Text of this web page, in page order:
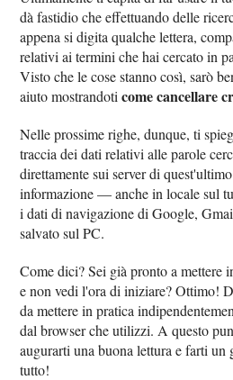
dà fastidio che effettuando delle
appena si digita qualche lettera,
relativi ai termini che hai cercato in
Visto che le cose stanno così, sarò
aiuto mostrandoticome cancellare
Nelle prossime righe, dunque, ti
traccia dei dati relativi alle parole
direttamente sui server di
informazione — anche in locale sul
i dati di navigazione di Google,
salvato sul PC.
Come dici? Sei già pronto a mettere
e non vedi l'ora di iniziare? Ottimo!
da mettere in pratica
dal browser che utilizzi. A questo
augurarti una buona lettura e farti un
tutto!